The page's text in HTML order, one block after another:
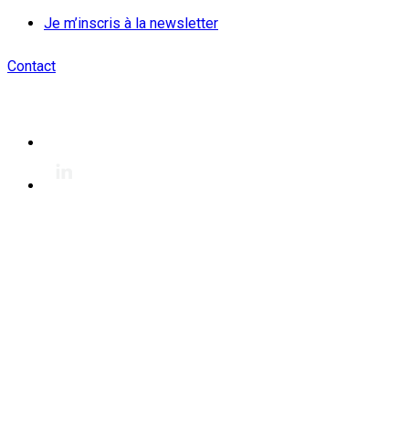
Je m’inscris à la newsletter
Contact